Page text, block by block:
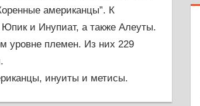
американцы”. К
и Инупиат, а также Алеуты.
уровне племен. Из них 229
инуиты и метисы.